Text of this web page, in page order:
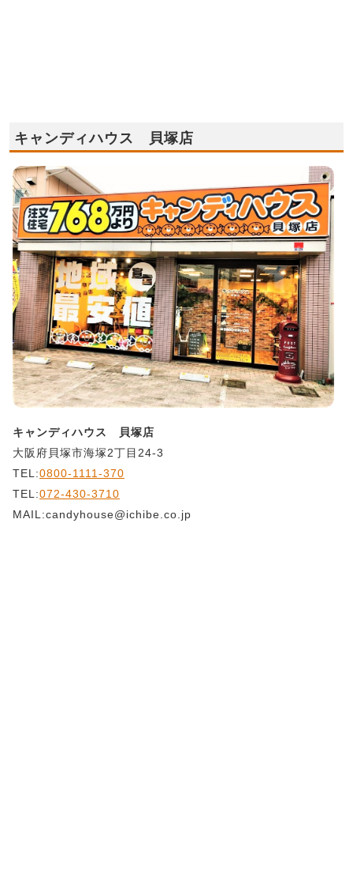
キャンディハウス 貝塚店
キャンディハウス 貝塚店
大阪府貝塚市海塚2丁目24-3
TEL:0800-1111-370
TEL:072-430-3710
MAIL:candyhouse@ichibe.co.jp